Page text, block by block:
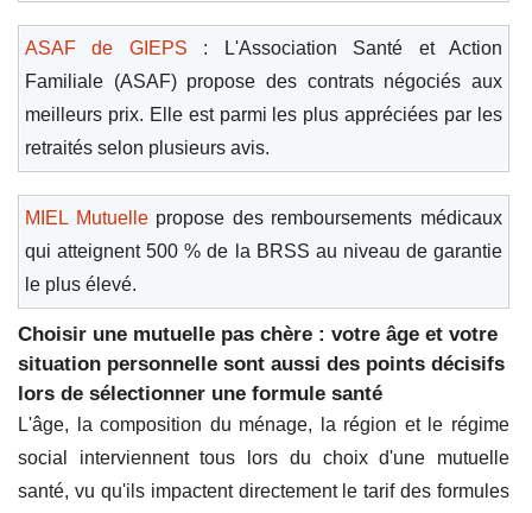
ASAF de GIEPS : L'Association Santé et Action
Familiale (ASAF) propose des contrats négociés aux
meilleurs prix. Elle est parmi les plus appréciées par les
retraités selon plusieurs avis.
MIEL Mutuellepropose des remboursements médicaux
qui atteignent 500 % de la BRSS au niveau de garantie
le plus élevé.
Choisir une mutuelle pas chère : votre âge et votre
situation personnelle sont aussi des points décisifs
lors de sélectionner une formule santé
L'âge, la composition du ménage, la région et le régime
social interviennent tous lors du choix d'une mutuelle
santé, vu qu'ils impactent directement le tarif des formules